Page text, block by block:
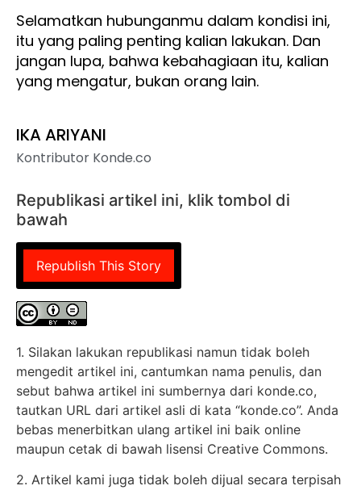
Selamatkan hubunganmu dalam kondisi ini,
itu yang paling penting kalian lakukan. Dan
jangan lupa, bahwa kebahagiaan itu, kalian
yang mengatur, bukan orang lain.
IKA ARIYANI
Kontributor Konde.co
Republikasi artikel ini, klik tombol di
bawah
Republish This Story
1. Silakan lakukan republikasi namun tidak boleh
mengedit artikel ini, cantumkan nama penulis, dan
sebut bahwa artikel ini sumbernya dari konde.co,
tautkan URL dari artikel asli di kata “konde.co”. Anda
bebas menerbitkan ulang artikel ini baik online
maupun cetak di bawah lisensi Creative Commons.
2. Artikel kami juga tidak boleh dijual secara terpisah